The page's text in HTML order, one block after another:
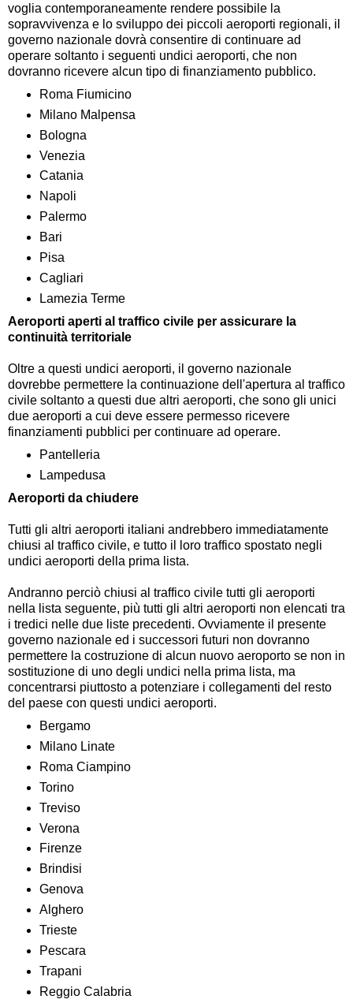
voglia contemporaneamente rendere possibile la
sopravvivenza e lo sviluppo dei piccoli aeroporti regionali, il
governo nazionale dovrà consentire di continuare ad
operare soltanto i seguenti undici aeroporti, che non
dovranno ricevere alcun tipo di finanziamento pubblico.
Roma Fiumicino
Milano Malpensa
Bologna
Venezia
Catania
Napoli
Palermo
Bari
Pisa
Cagliari
Lamezia Terme
Aeroporti aperti al traffico civile per assicurare la
continuità territoriale
Oltre a questi undici aeroporti, il governo nazionale
dovrebbe permettere la continuazione dell'apertura al traffico
civile soltanto a questi due altri aeroporti, che sono gli unici
due aeroporti a cui deve essere permesso ricevere
finanziamenti pubblici per continuare ad operare.
Pantelleria
Lampedusa
Aeroporti da chiudere
Tutti gli altri aeroporti italiani andrebbero immediatamente
chiusi al traffico civile, e tutto il loro traffico spostato negli
undici aeroporti della prima lista.
Andranno perciò chiusi al traffico civile tutti gli aeroporti
nella lista seguente, più tutti gli altri aeroporti non elencati tra
i tredici nelle due liste precedenti. Ovviamente il presente
governo nazionale ed i successori futuri non dovranno
permettere la costruzione di alcun nuovo aeroporto se non in
sostituzione di uno degli undici nella prima lista, ma
concentrarsi piuttosto a potenziare i collegamenti del resto
del paese con questi undici aeroporti.
Bergamo
Milano Linate
Roma Ciampino
Torino
Treviso
Verona
Firenze
Brindisi
Genova
Alghero
Trieste
Pescara
Trapani
Reggio Calabria